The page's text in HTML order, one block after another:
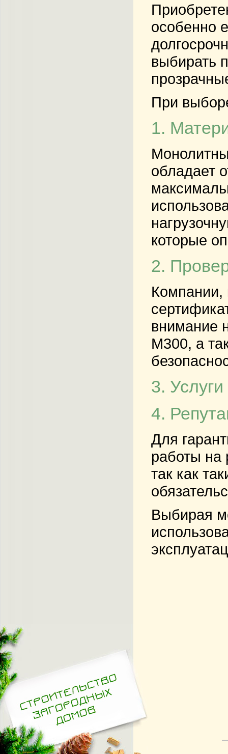
особенно
выбирать
При
1.
обладает
которые
2.
Компании,
внимание
М300, а
3.
4.
Для
работы на
так как
Выбирая